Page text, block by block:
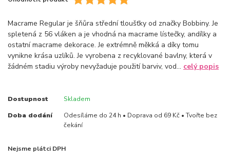
Macrame Regular je šňůra střední tloušťky od značky Bobbiny. Je
spletená z 56 vláken a je vhodná na macrame lístečky, andílky a
ostatní macrame dekorace. Je extrémně měkká a díky tomu
vynikne krása uzlíků. Je vyrobena z recyklované bavlny, která v
žádném stadiu výroby nevyžaduje použití barviv, vod... celý popis
Dostupnost Skladem
Doba dodání
Odesíláme do 24 h • Doprava od 69 Kč • Tvořte bez
čekání
Nejsme plátci DPH